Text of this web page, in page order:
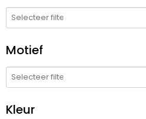
Motief
Kleur